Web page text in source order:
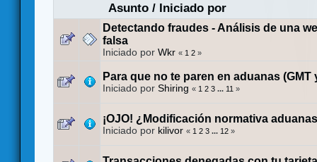
Asunto/ Iniciado por
Detectando fraudes - Análisis de una
falsa
Iniciado por Wkr « 1 2 »
Para que no te paren en aduanas (GMT
Iniciado por Shiring « 1 2 3 ... 11 »
¡OJO! ¿Modificación normativa
Iniciado por kilivor « 1 2 3 ... 12 »